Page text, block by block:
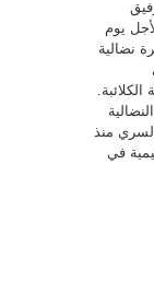
يوم
بعد مسيرة نضالية
منذ
في